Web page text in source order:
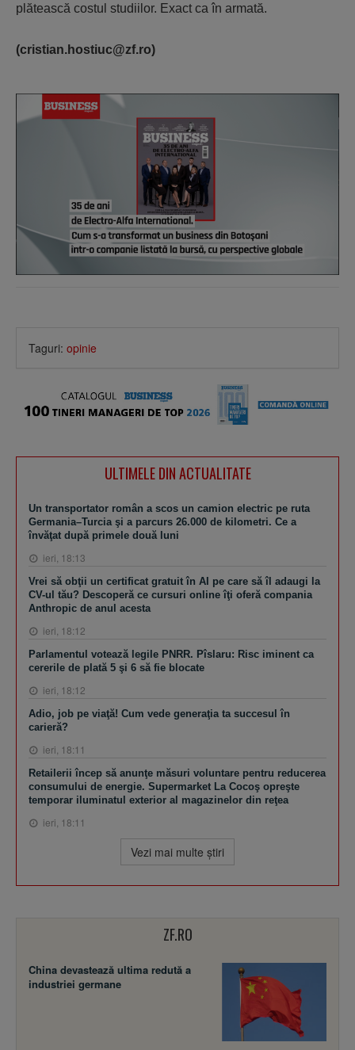
plătească costul studiilor. Exact ca în armată.
(cristian.hostiuc@zf.ro)
Taguri: opinie
ULTIMELE DIN ACTUALITATE
Un transportator român a scos un camion electric pe ruta
Germania–Turcia şi a parcurs 26.000 de kilometri. Ce a
învăţat după primele două luni
ieri, 18:13
Vrei să obţii un certificat gratuit în AI pe care să îl adaugi la
CV-ul tău? Descoperă ce cursuri online îţi oferă compania
Anthropic de anul acesta
ieri, 18:12
Parlamentul votează legile PNRR. Pîslaru: Risc iminent ca
cererile de plată 5 şi 6 să fie blocate
ieri, 18:12
Adio, job pe viaţă! Cum vede generaţia ta succesul în
carieră?
ieri, 18:11
Retailerii încep să anunţe măsuri voluntare pentru reducerea
consumului de energie. Supermarket La Cocoş opreşte
temporar iluminatul exterior al magazinelor din reţea
ieri, 18:11
Vezi mai multe ştiri
ZF.RO
China devastează ultima redută a
industriei germane